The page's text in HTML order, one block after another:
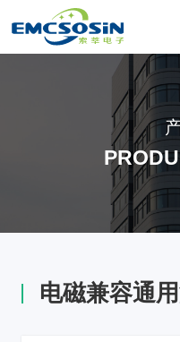
电磁兼容通